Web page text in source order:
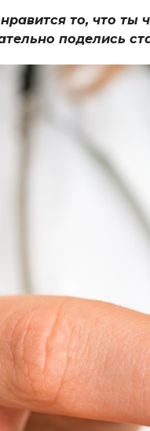
нравится то, что ты
поделись